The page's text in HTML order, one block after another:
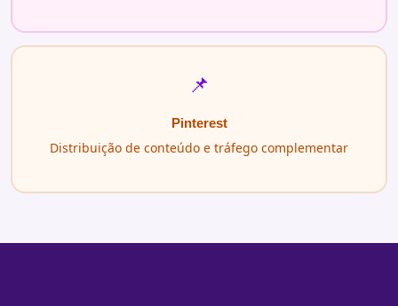
📌
Pinterest
Distribuição de conteúdo e tráfego complementar